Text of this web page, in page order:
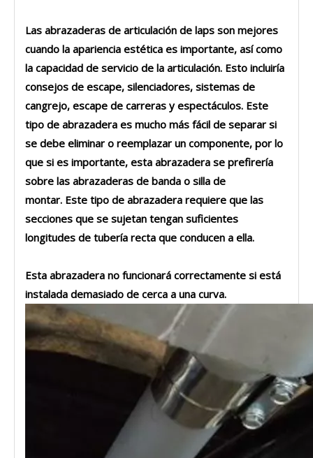
Las abrazaderas de articulación de laps son mejores
cuando la apariencia estética es importante, así como
la capacidad de servicio de la articulación. Esto incluiría
consejos de escape, silenciadores, sistemas de
cangrejo, escape de carreras y espectáculos. Este
tipo de abrazadera es mucho más fácil de separar si
se debe eliminar o reemplazar un componente, por lo
que si es importante, esta abrazadera se prefirería
sobre las abrazaderas de banda o silla de
montar. Este tipo de abrazadera requiere que las
secciones que se sujetan tengan suficientes
longitudes de tubería recta que conducen a ella.
Esta abrazadera no funcionará correctamente si está
instalada demasiado de cerca a una curva.